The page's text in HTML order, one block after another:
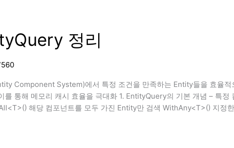
정리
Component System)에서 특정 조건을 만족하는 Entity들을 효율
를 통해 메모리 캐시 효율을 극대화 1. EntityQuery의 기본 개념 – 특
해당 컴포넌트를 모두 가진 Entity만 검색 WithAny<T>() 지정